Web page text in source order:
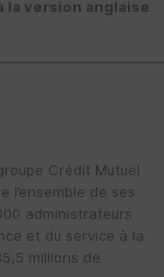
la version anglaise
Crédit Mutuel
l’ensemble de ses
administrateurs
et du service à la
millions de